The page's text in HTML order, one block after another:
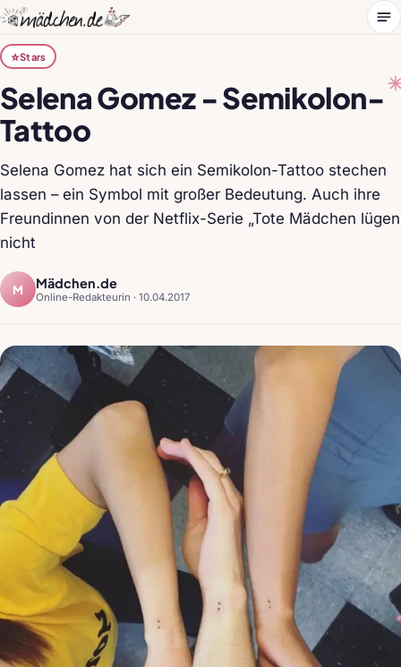
⭐Stars
Selena Gomez - Semikolon-
Tattoo
Selena Gomez hat sich ein Semikolon-Tattoo stechen
lassen – ein Symbol mit großer Bedeutung. Auch ihre
Freundinnen von der Netflix-Serie „Tote Mädchen lügen
nicht
M Mädchen.de
Online-Redakteurin · 10.04.2017